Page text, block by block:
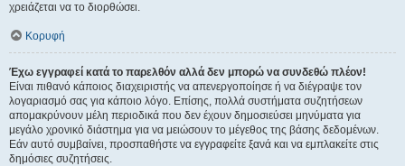
χρειάζεται να το διορθώσει.
Κορυφή
Έχω εγγραφεί κατά το παρελθόν αλλά δεν μπορώ να συνδεθώ πλέον!
Είναι πιθανό κάποιος διαχειριστής να απενεργοποίησε ή να διέγραψε τον
λογαριασμό σας για κάποιο λόγο. Επίσης, πολλά συστήματα συζητήσεων
απομακρύνουν μέλη περιοδικά που δεν έχουν δημοσιεύσει μηνύματα για
μεγάλο χρονικό διάστημα για να μειώσουν το μέγεθος της βάσης δεδομένων.
Εάν αυτό συμβαίνει, προσπαθήστε να εγγραφείτε ξανά και να εμπλακείτε στις
δημόσιες συζητήσεις.